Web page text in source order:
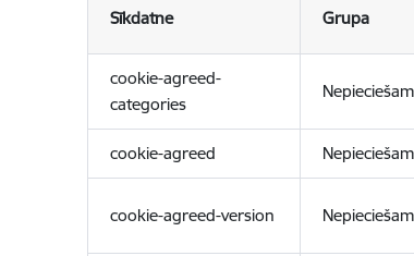
Sīkdatne Grupa
cookie-agreed-
categories
cookie-agreed
cookie-agreed-version